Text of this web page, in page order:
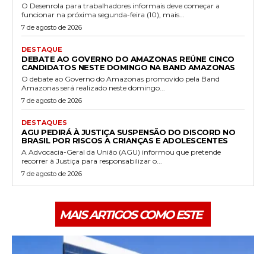
O Desenrola para trabalhadores informais deve começar a
funcionar na próxima segunda-feira (10), mais...
7 de agosto de 2026
DESTAQUE
DEBATE AO GOVERNO DO AMAZONAS REÚNE CINCO
CANDIDATOS NESTE DOMINGO NA BAND AMAZONAS
O debate ao Governo do Amazonas promovido pela Band
Amazonas será realizado neste domingo...
7 de agosto de 2026
DESTAQUES
AGU PEDIRÁ À JUSTIÇA SUSPENSÃO DO DISCORD NO
BRASIL POR RISCOS A CRIANÇAS E ADOLESCENTES
A Advocacia-Geral da União (AGU) informou que pretende
recorrer à Justiça para responsabilizar o...
7 de agosto de 2026
MAIS ARTIGOS COMO ESTE